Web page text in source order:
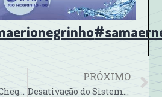
22 de Setembro – Chegou a Primavera
PRÓXIMO
Desativação do Sistema Fossa/Filtro no Bairro São Pedro